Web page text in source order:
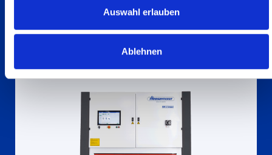
Auswahl erlauben
Ablehnen